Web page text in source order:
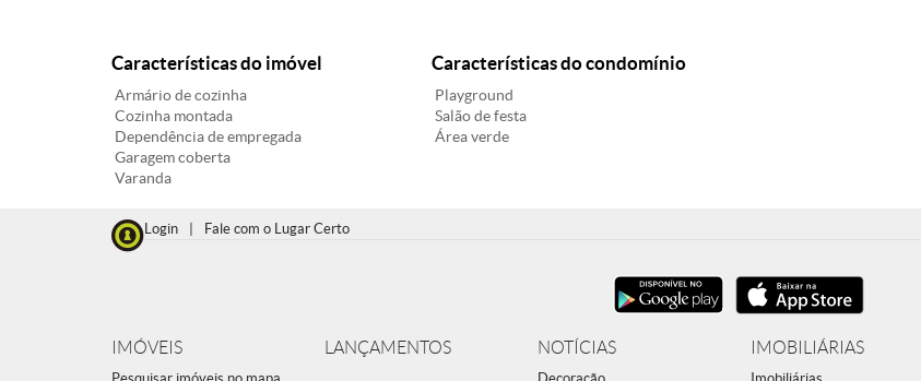
Características do imóvel
Armário de cozinha
Cozinha montada
Dependência de empregada
Garagem coberta
Varanda
Características do condomínio
Playground
Salão de festa
Área verde
Login Fale com o Lugar Certo
IMÓVEIS LANÇAMENTOS NOTÍCIAS IMOBILIÁRIAS